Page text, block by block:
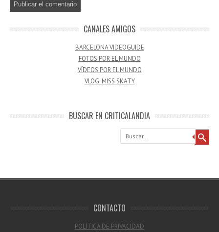
CANALES AMIGOS
BARCELONA VIDEOGUIDE
FOTOS POR EL MUNDO
VÍDEOS POR EL MUNDO
VLOG: MISS SKATY
BUSCAR EN CRITICALANDIA
Buscar
CONTACTO
POLÍTICA DE PRIVACIDAD